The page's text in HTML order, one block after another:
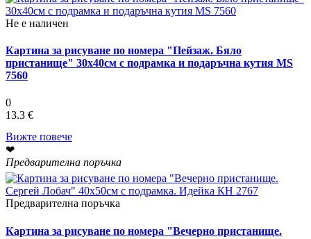
Не е наличен
Картина за рисуване по номера "Пейзаж. Бяло
пристанище" 30х40см с подрамка и подаръчна кутия MS
7560
0
13.3 €
Вижте повече
❤
Предварителна поръчка
Предварителна поръчка
Картина за рисуване по номера "Вечерно пристанище.